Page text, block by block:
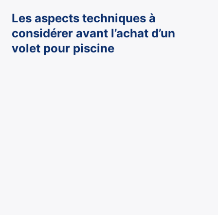
Les aspects techniques à
considérer avant l’achat d’un
volet pour piscine